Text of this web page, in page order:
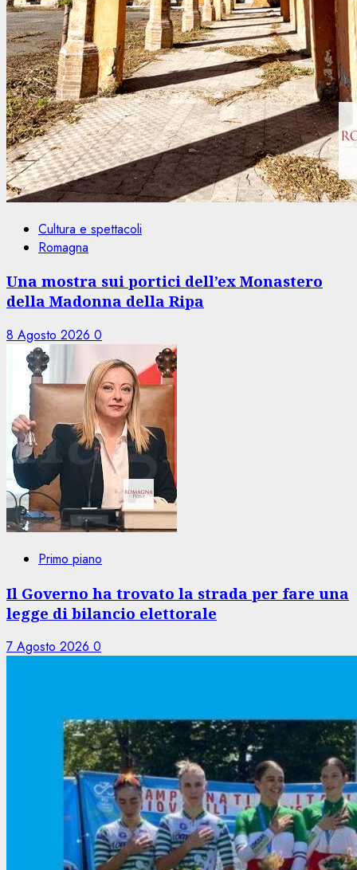
Cultura e spettacoli
Romagna
Una mostra sui portici dell’ex Monastero
della Madonna della Ripa
8 Agosto 2026 0
Primo piano
Il Governo ha trovato la strada per fare una
legge di bilancio elettorale
7 Agosto 2026 0